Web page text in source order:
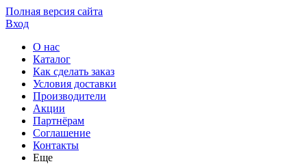
Полная версия сайта
Вход
О нас
Каталог
Как сделать заказ
Условия доставки
Производители
Акции
Партнёрам
Соглашение
Контакты
Еще